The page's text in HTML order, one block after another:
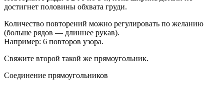
достигнет половины обхвата груди.
Количество повторений можно регулировать по желанию
(больше рядов — длиннее рукав).
Например: 6 повторов узора.
Свяжите второй такой же прямоугольник.
Соединение прямоугольников